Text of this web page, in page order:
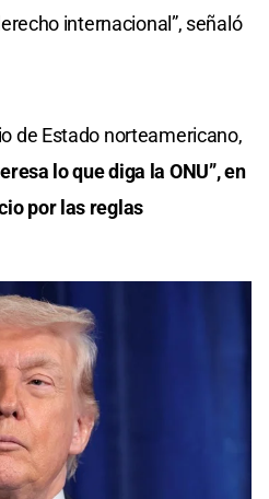
internacional”, señaló
de Estado norteamericano,
lo que diga la ONU”, en
por las reglas